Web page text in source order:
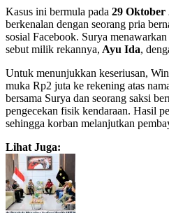
Kasus ini bermula pada 29 Oktober
berkenalan dengan seorang pria
sosial Facebook. Surya
sebut milik rekannya, Ayu Ida,
Untuk menunjukkan keseriusan,
muka Rp2 juta ke rekening atas
bersama Surya dan seorang saksi
pengecekan fisik kendaraan. Hasil
sehingga korban melanjutkan
Lihat Juga: